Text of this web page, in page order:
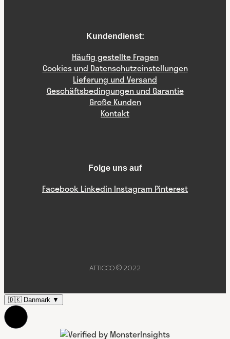
Kundendienst:
Häufig gestellte Fragen
Cookies und Datenschutzeinstellungen
Lieferung und Versand
Geschäftsbedingungen und Garantie
Große Kunden
Kontakt
Folge uns auf
Facebook Linkedin Instagram Pinterest
ATTICCO © 2022
🇩🇰 Danmark ▼